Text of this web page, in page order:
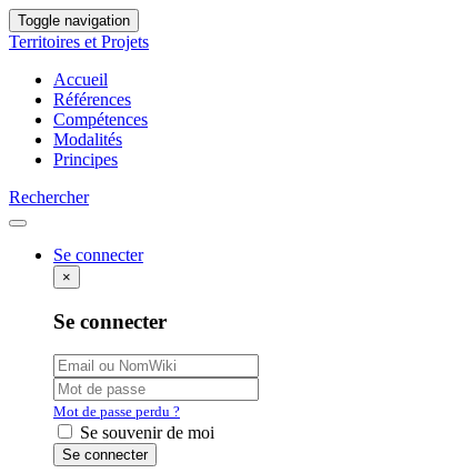
Toggle navigation
Territoires et Projets
Accueil
Références
Compétences
Modalités
Principes
Rechercher
Se connecter
×
Se connecter
Mot de passe perdu ?
Se souvenir de moi